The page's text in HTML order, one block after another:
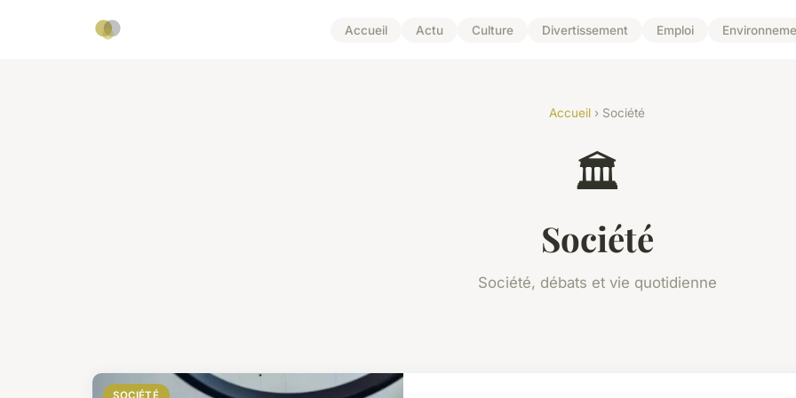
Accueil Actu Culture Divertissement Emploi
Accueil › Société
🏛️
Société
Société, débats et vie quotidienne
SOCIÉTÉ